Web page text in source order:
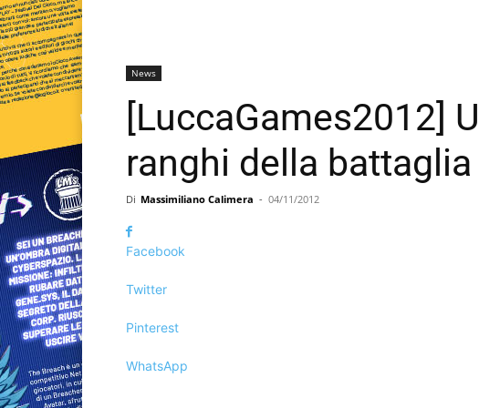
News
[LuccaGames2012]
ranghi della battaglia
Di Massimiliano Calimera - 04/11/2012
Facebook
Twitter
Pinterest
WhatsApp